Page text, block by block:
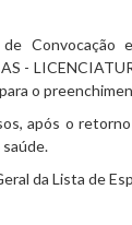
de
-
o
após o
da Lista de